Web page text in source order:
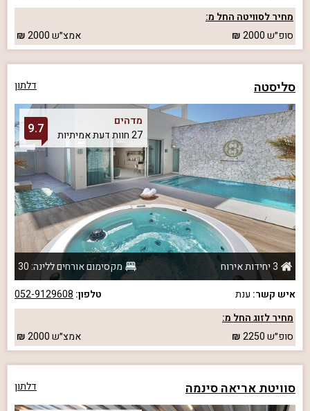
מחיר לסוויטה החל מ:
סופ״ש2000 אמצ״ש2000
סליסטה דלתון
מדהים
27 חוות דעת אמיתיות
9.7
3 יחידות אירוח
מקסימום אורחים ללינה: 30
איש קשר: ענת טלפון: 052-9129608
מחיר לזוג החל מ:
סופ״ש2250 אמצ״ש2000
סוויטת אריאה סינמה דלתון